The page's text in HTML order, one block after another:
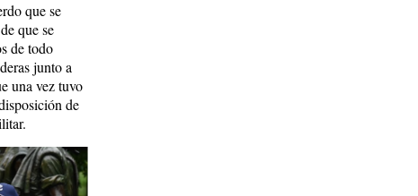
que se
que se
de todo
junto a
una vez tuvo
de